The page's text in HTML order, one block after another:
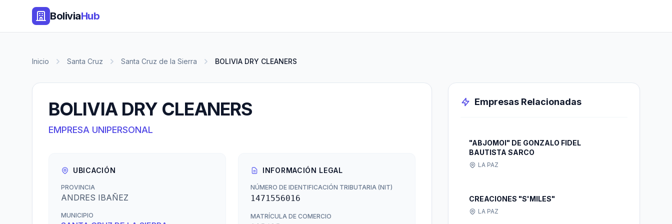
BoliviaHub
Inicio Santa Cruz Santa Cruz de la Sierra BOLIVIA DRY CLEANERS
BOLIVIA DRY CLEANERS
EMPRESA UNIPERSONAL
UBICACIÓN
PROVINCIA
ANDRES IBAÑEZ
MUNICIPIO
INFORMACIÓN LEGAL
NÚMERO DE IDENTIFICACIÓN TRIBUTARIA (NIT)
1471556016
MATRÍCULA DE COMERCIO
Empresas Relacionadas
"ABJOMOI" DE GONZALO FIDEL
BAUTISTA SARCO
LA PAZ
CREACIONES "S'MILES"
LA PAZ